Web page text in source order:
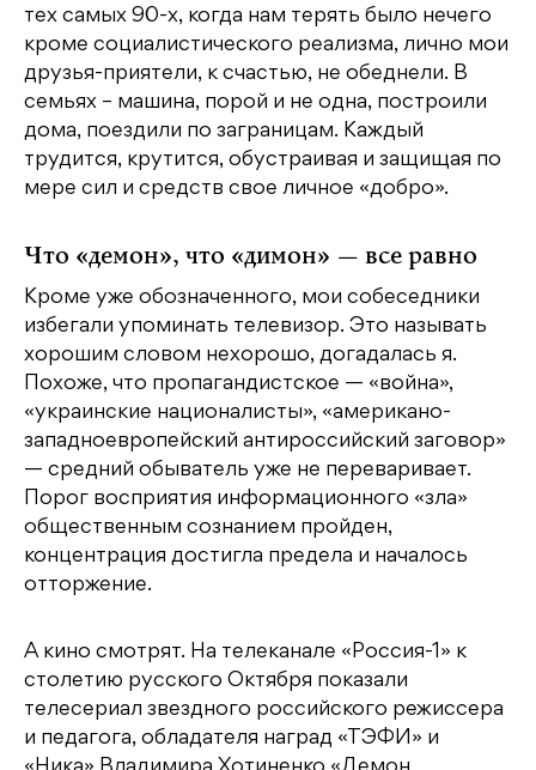
тех самых 90-х, когда нам терять было нечего
кроме социалистического реализма, лично мои
друзья-приятели, к счастью, не обеднели. В
семьях – машина, порой и не одна, построили
дома, поездили по заграницам. Каждый
трудится, крутится, обустраивая и защищая по
мере сил и средств свое личное «добро».
Что «демон», что «димон» — все равно
Кроме уже обозначенного, мои собеседники
избегали упоминать телевизор. Это называть
хорошим словом нехорошо, догадалась я.
Похоже, что пропагандистское — «война»,
«украинские националисты», «американо-
западноевропейский антироссийский заговор»
— средний обыватель уже не переваривает.
Порог восприятия информационного «зла»
общественным сознанием пройден,
концентрация достигла предела и началось
отторжение.
А кино смотрят. На телеканале «Россия-1» к
столетию русского Октября показали
телесериал звездного российского режиссера
и педагога, обладателя наград «ТЭФИ» и